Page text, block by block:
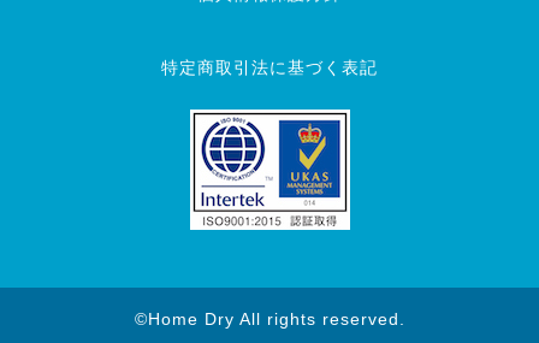
特定商取引法に基づく表記
©Home Dry All rights reserved.